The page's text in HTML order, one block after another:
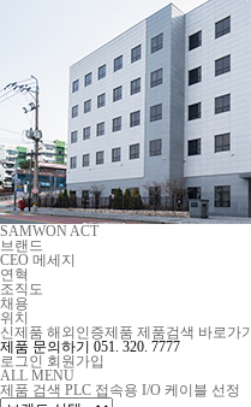
SAMWON ACT
브랜드
CEO 메세지
연혁
조직도
채용
위치
신제품 해외인증제품 제품검색 바로가기
제품 문의하기 051. 320. 7777
로그인 회원가입
ALL MENU
제품 검색 PLC 접속용 I/O 케이블 선정